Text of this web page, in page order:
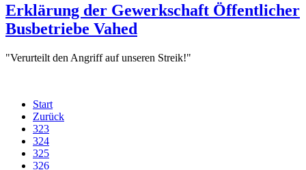
Erklärung der Gewerkschaft Öffentlicher
Busbetriebe Vahed
"Verurteilt den Angriff auf unseren Streik!"
Start
Zurück
323
324
325
326